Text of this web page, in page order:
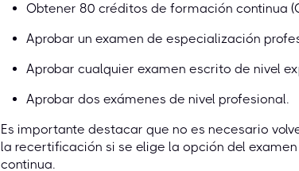
Obtener 80 créditos de formación continua
Aprobar un examen de especialización
Aprobar cualquier examen escrito de nivel
Aprobar dos exámenes de nivel profesional.
Es importante destacar que no es necesario
la recertificación si se elige la opción del
continua.